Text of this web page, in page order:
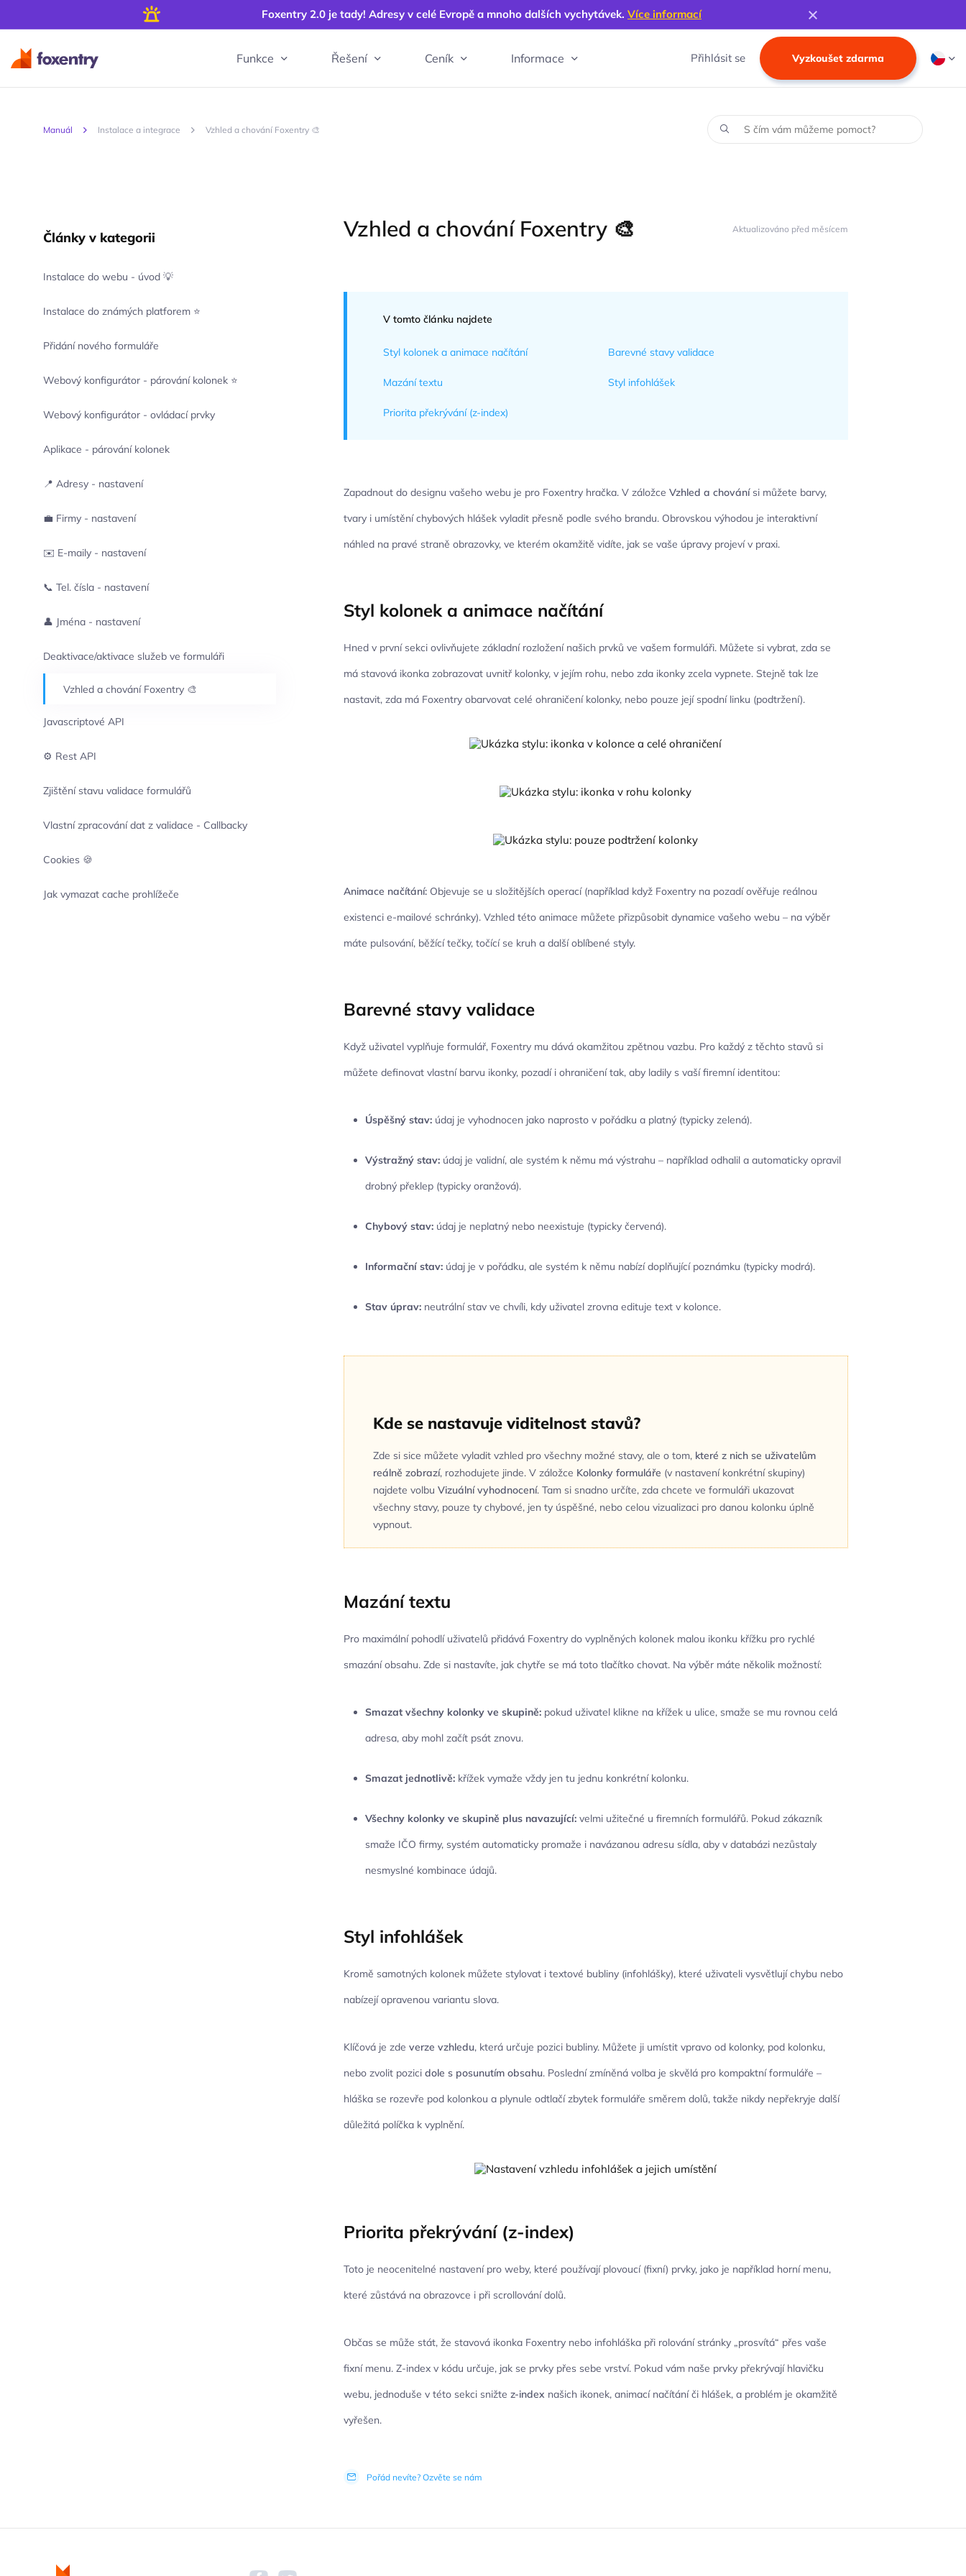
Foxentry 2.0 je tady! Adresy v celé Evropě a mnoho dalších vychytávek. Více informací
Funkce Řešení Ceník Informace Přihlásit se Vyzkoušet zdarma
Manuál Instalace a integrace Vzhled a chování Foxentry 🎨
Články v kategorii
Instalace do webu - úvod 💡
Instalace do známých platforem ⭐
Přidání nového formuláře
Webový konfigurátor - párování kolonek ⭐
Webový konfigurátor - ovládací prvky
Aplikace - párování kolonek
📍 Adresy - nastavení
💼 Firmy - nastavení
✉️ E-maily - nastavení
📞 Tel. čísla - nastavení
👤 Jména - nastavení
Deaktivace/aktivace služeb ve formuláři
Vzhled a chování Foxentry 🎨
Javascriptové API
⚙️ Rest API
Zjištění stavu validace formulářů
Vlastní zpracování dat z validace - Callbacky
Cookies 🍪
Jak vymazat cache prohlížeče
Vzhled a chování Foxentry 🎨 Aktualizováno před měsícem
V tomto článku najdete
Styl kolonek a animace načítání Barevné stavy validace
Mazání textu Styl infohlášek
Priorita překrývání (z-index)
Zapadnout do designu vašeho webu je pro Foxentry hračka. V záložce Vzhled a chovánísi můžete barvy,
tvary i umístění chybových hlášek vyladit přesně podle svého brandu. Obrovskou výhodou je interaktivní
náhled na pravé straně obrazovky, ve kterém okamžitě vidíte, jak se vaše úpravy projeví v praxi.
Styl kolonek a animace načítání
Hned v první sekci ovlivňujete základní rozložení našich prvků ve vašem formuláři. Můžete si vybrat, zda se
má stavová ikonka zobrazovat uvnitř kolonky, v jejím rohu, nebo zda ikonky zcela vypnete. Stejně tak lze
nastavit, zda má Foxentry obarvovat celé ohraničení kolonky, nebo pouze její spodní linku (podtržení).
Animace načítání: Objevuje se u složitějších operací (například když Foxentry na pozadí ověřuje reálnou
existenci e-mailové schránky). Vzhled této animace můžete přizpůsobit dynamice vašeho webu – na výběr
máte pulsování, běžící tečky, točící se kruh a další oblíbené styly.
Barevné stavy validace
Když uživatel vyplňuje formulář, Foxentry mu dává okamžitou zpětnou vazbu. Pro každý z těchto stavů si
můžete definovat vlastní barvu ikonky, pozadí i ohraničení tak, aby ladily s vaší firemní identitou:
Úspěšný stav: údaj je vyhodnocen jako naprosto v pořádku a platný (typicky zelená).
Výstražný stav: údaj je validní, ale systém k němu má výstrahu – například odhalil a automaticky opravil
drobný překlep (typicky oranžová).
Chybový stav: údaj je neplatný nebo neexistuje (typicky červená).
Informační stav: údaj je v pořádku, ale systém k němu nabízí doplňující poznámku (typicky modrá).
Stav úprav: neutrální stav ve chvíli, kdy uživatel zrovna edituje text v kolonce.
Kde se nastavuje viditelnost stavů?
Zde si sice můžete vyladit vzhled pro všechny možné stavy, ale o tom, které z nich se uživatelům
reálně zobrazí, rozhodujete jinde. V záložce Kolonky formuláře (v nastavení konkrétní skupiny)
najdete volbu Vizuální vyhodnocení. Tam si snadno určíte, zda chcete ve formuláři ukazovat
všechny stavy, pouze ty chybové, jen ty úspěšné, nebo celou vizualizaci pro danou kolonku úplně
vypnout.
Mazání textu
Pro maximální pohodlí uživatelů přidává Foxentry do vyplněných kolonek malou ikonku křížku pro rychlé
smazání obsahu. Zde si nastavíte, jak chytře se má toto tlačítko chovat. Na výběr máte několik možností:
Smazat všechny kolonky ve skupině: pokud uživatel klikne na křížek u ulice, smaže se mu rovnou celá
adresa, aby mohl začít psát znovu.
Smazat jednotlivě: křížek vymaže vždy jen tu jednu konkrétní kolonku.
Všechny kolonky ve skupině plus navazující: velmi užitečné u firemních formulářů. Pokud zákazník
smaže IČO firmy, systém automaticky promaže i navázanou adresu sídla, aby v databázi nezůstaly
nesmyslné kombinace údajů.
Styl infohlášek
Kromě samotných kolonek můžete stylovat i textové bubliny (infohlášky), které uživateli vysvětlují chybu nebo
nabízejí opravenou variantu slova.
Klíčová je zde verze vzhledu, která určuje pozici bubliny. Můžete ji umístit vpravo od kolonky, pod kolonku,
nebo zvolit pozici dole s posunutím obsahu. Poslední zmíněná volba je skvělá pro kompaktní formuláře –
hláška se rozevře pod kolonkou a plynule odtlačí zbytek formuláře směrem dolů, takže nikdy nepřekryje další
důležitá políčka k vyplnění.
Priorita překrývání (z-index)
Toto je neocenitelné nastavení pro weby, které používají plovoucí (fixní) prvky, jako je například horní menu,
které zůstává na obrazovce i při scrollování dolů.
Občas se může stát, že stavová ikonka Foxentry nebo infohláška při rolování stránky „prosvítá“ přes vaše
fixní menu. Z-index v kódu určuje, jak se prvky přes sebe vrství. Pokud vám naše prvky překrývají hlavičku
webu, jednoduše v této sekci snižte z-index našich ikonek, animací načítání či hlášek, a problém je okamžitě
vyřešen.
Pořád nevíte? Ozvěte se nám